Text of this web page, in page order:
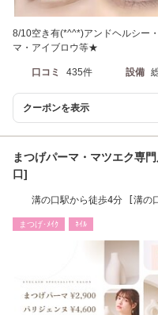
8/10空き有(*^^*)アンドヘルシー
マ・アイブロウ等★
口コミ 435件 設備
クーポンを表示
まつげパーマ・マツエク専
口]
溝の口駅から徒歩4分 [溝の
まつげ･ﾒｲｸ ﾈｲﾙ